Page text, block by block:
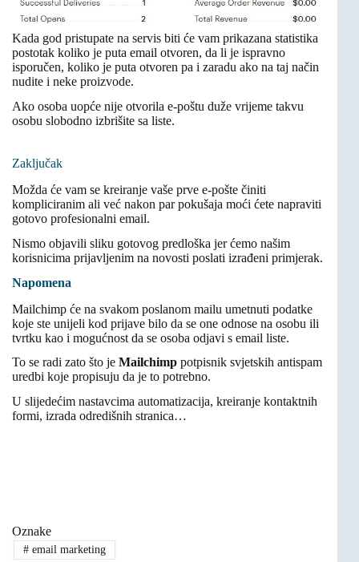
Kada god pristupate na servis biti će vam prikazana statistika
postotak koliko je puta email otvoren, da li je ispravno
isporučen, koliko je puta otvoren pa i zaradu ako na taj način
nudite i neke proizvode.
Ako osoba uopće nije otvorila e-poštu duže vrijeme takvu
osobu slobodno izbrišite sa liste.
Zaključak
Možda će vam se kreiranje vaše prve e-pošte činiti
kompliciranim ali već nakon par pokušaja moći ćete napraviti
gotovo profesionalni email.
Nismo objavili sliku gotovog predloška jer ćemo našim
korisnicima prijavljenim na novosti poslati izrađeni primjerak.
Napomena
Mailchimp će na svakom poslanom mailu umetnuti podatke
koje ste unijeli kod prijave bilo da se one odnose na osobu ili
tvrtku kao i mogućnost da se osoba odjavi s email liste.
To se radi zato što je Mailchimp potpisnik svjetskih antispam
uredbi koje propisuju da je to potrebno.
U slijedećim nastavcima automatizacija, kreiranje kontaktnih
formi, izrada odredišnih stranica…
Oznake
#email marketing